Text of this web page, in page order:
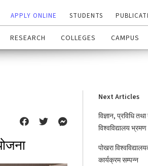
APPLY ONLINE STUDENTS
RESEARCH COLLEGES CAMPUS
Next Articles
विज्ञान, प्रविधि
विश्वविद्यालय भ्रमण
पोखरा
कार्यक्रम सम्पन्न